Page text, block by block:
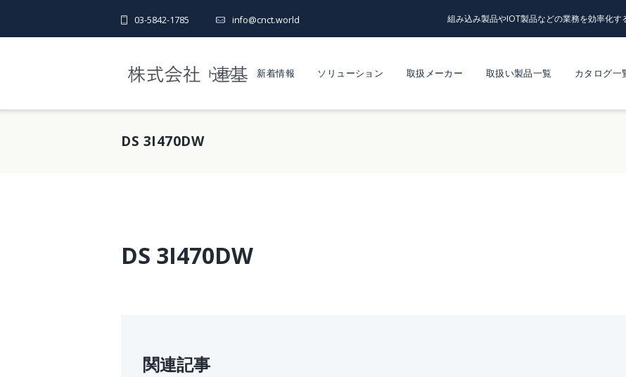
03-5842-1785 info@cnct.world 組み込み製品やIOT製品などの業務を効率化す
トップ 新着情報 ソリューション 取扱メーカー 取扱い製品一覧 カタログ一
DS 3I470DW
DS 3I470DW
関連記事